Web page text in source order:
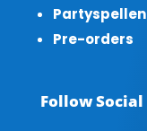
Partyspellen
Pre-orders
Follow Social